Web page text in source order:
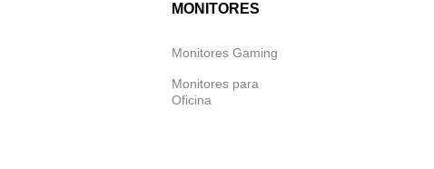
MONITORES
Monitores Gaming
Monitores para
Oficina